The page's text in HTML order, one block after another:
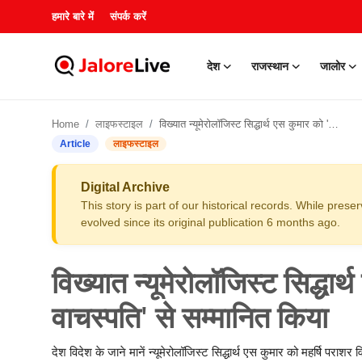
हमारे बारे में संपर्क करें
देश राजस्थान जालोर
Home लाइफस्टाइल विख्यात न्यूमेरोलॉजिस्ट सिद्धार्थ एस कुमार को 'अंक विद्या वाचस्पति' से सम्मानित किया
Article लाइफस्टाइल
Digital Archive
This story is part of our historical records. While
evolved since its original publication 6 months ago.
विख्यात न्यूमेरोलॉजिस्ट
वाचस्पति' से सम्मानित किया
देश विदेश के जाने मानें न्यूमेरोलॉजिस्ट सिद्धार्थ एस कुमार को महर्षि पराशर